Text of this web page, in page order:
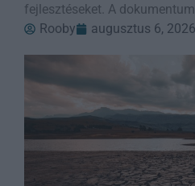
fejlesztéseket. A
Rooby
augusztus 6, 2026